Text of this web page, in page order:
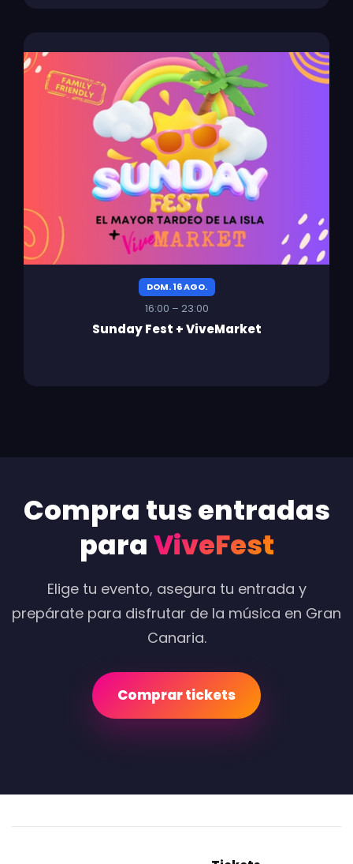
DOM. 16 AGO.
16:00 – 23:00
Sunday Fest + ViveMarket
Compra tus entradas
paraViveFest
Elige tu evento, asegura tu entrada y
prepárate para disfrutar de la música en Gran
Canaria.
Comprar tickets